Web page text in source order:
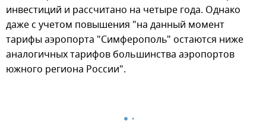
инвестиций и рассчитано на четыре года. Однако
даже с учетом повышения "на данный момент
тарифы аэропорта "Симферополь" остаются ниже
аналогичных тарифов большинства аэропортов
южного региона России".